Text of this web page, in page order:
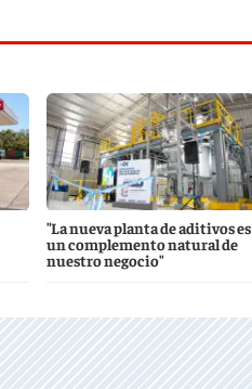
"La nueva planta de aditivos es
un complemento natural de
nuestro negocio"